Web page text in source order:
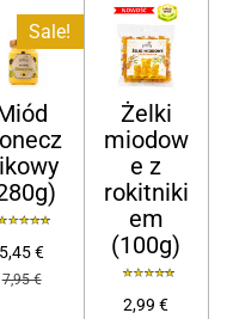
Sale!
5,45 €
7,95 €
Żelki
miodow
e z
rokitniki
em
(100g)
2,99 €